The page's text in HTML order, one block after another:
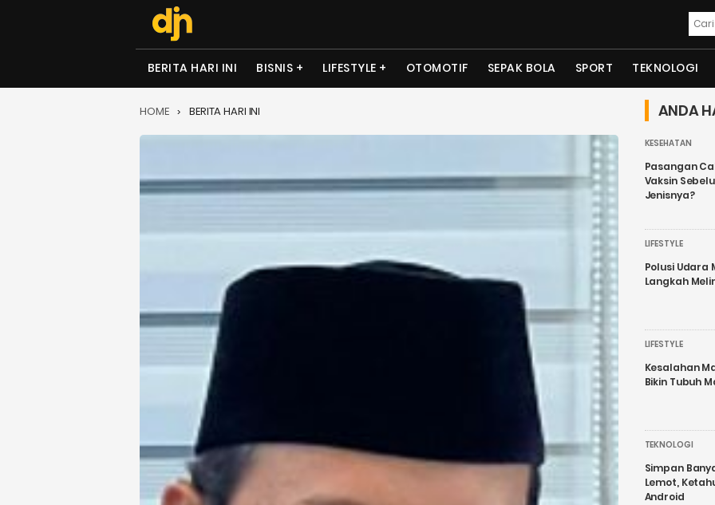
BERITA HARI INI BISNIS LIFESTYLE OTOMOTIF SEPAK BOLA SPORT TEKNOLOGI
HOME BERITA HARI INI ANDA
KESEHATAN
Pasangan
Vaksin
Jenisnya?
LIFESTYLE
Polusi Udara
Langkah
LIFESTYLE
Kesalahan
Bikin Tubuh
TEKNOLOGI
Simpan
Lemot,
Android